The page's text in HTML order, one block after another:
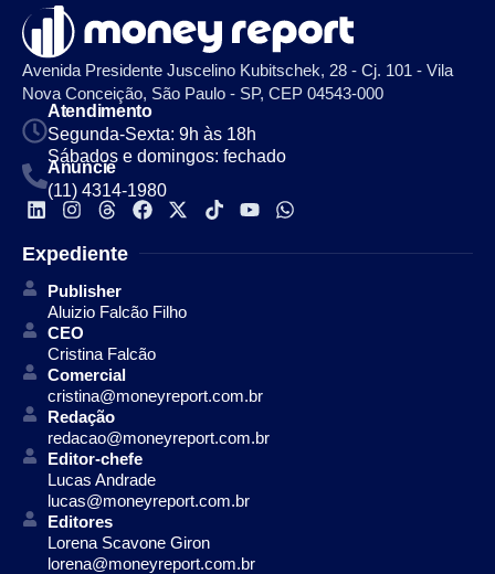
Avenida Presidente Juscelino Kubitschek, 28 - Cj. 101 - Vila
Nova Conceição, São Paulo - SP, CEP 04543-000
Atendimento
Segunda-Sexta: 9h às 18h
Sábados e domingos: fechado
Anuncie
(11) 4314-1980
Expediente
Publisher
Aluizio Falcão Filho
CEO
Cristina Falcão
Comercial
cristina@moneyreport.com.br
Redação
redacao@moneyreport.com.br
Editor-chefe
Lucas Andrade
lucas@moneyreport.com.br
Editores
Lorena Scavone Giron
lorena@moneyreport.com.br